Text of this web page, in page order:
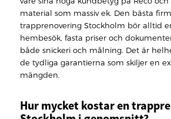
material som massiv ek. Den bästa
trapprenovering Stockholm bör alltid
hembesök, fasta priser och
både snickeri och målning. Det är
de tydliga garantierna som skiljer en
mängden.
Hur mycket kostar en